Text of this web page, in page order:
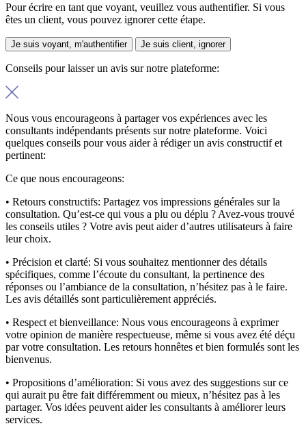
Pour écrire en tant que voyant, veuillez vous authentifier. Si vous
êtes un client, vous pouvez ignorer cette étape.
Je suis voyant, m'authentifier Je suis client, ignorer
Conseils pour laisser un avis sur notre plateforme:
Nous vous encourageons à partager vos expériences avec les
consultants indépendants présents sur notre plateforme. Voici
quelques conseils pour vous aider à rédiger un avis constructif et
pertinent:
Ce que nous encourageons:
• Retours constructifs: Partagez vos impressions générales sur la
consultation. Qu’est-ce qui vous a plu ou déplu ? Avez-vous trouvé
les conseils utiles ? Votre avis peut aider d’autres utilisateurs à faire
leur choix.
• Précision et clarté: Si vous souhaitez mentionner des détails
spécifiques, comme l’écoute du consultant, la pertinence des
réponses ou l’ambiance de la consultation, n’hésitez pas à le faire.
Les avis détaillés sont particulièrement appréciés.
• Respect et bienveillance: Nous vous encourageons à exprimer
votre opinion de manière respectueuse, même si vous avez été déçu
par votre consultation. Les retours honnêtes et bien formulés sont les
bienvenus.
• Propositions d’amélioration: Si vous avez des suggestions sur ce
qui aurait pu être fait différemment ou mieux, n’hésitez pas à les
partager. Vos idées peuvent aider les consultants à améliorer leurs
services.